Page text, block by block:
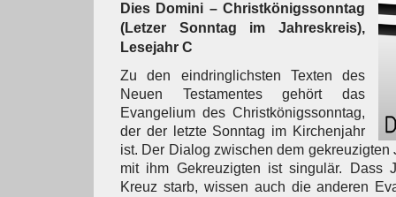
Dies Domini – Christkönigssonntag
(Letzer Sonntag im Jahreskreis),
Lesejahr C
Zu den eindringlichsten Texten des
Neuen Testamentes gehört das
Evangelium des Christkönigssonntag,
der der letzte Sonntag im Kirchenjahr
ist. Der Dialog zwischen dem gekreuzigten
mit ihm Gekreuzigten ist singulär. Dass
Kreuz starb, wissen auch die anderen